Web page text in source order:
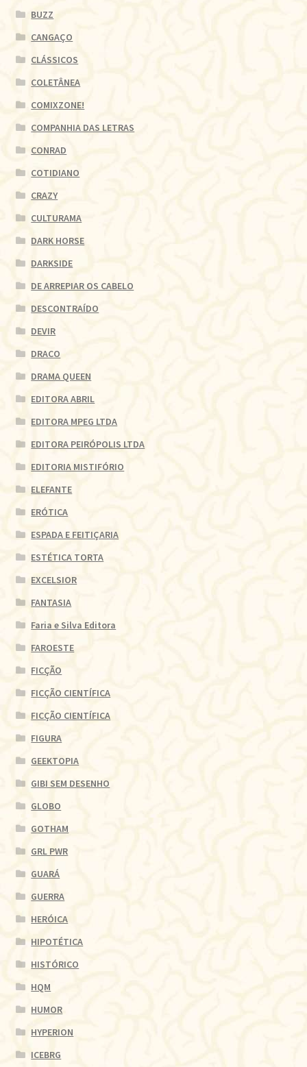
BUZZ
CANGAÇO
CLÁSSICOS
COLETÂNEA
COMIXZONE!
COMPANHIA DAS LETRAS
CONRAD
COTIDIANO
CRAZY
CULTURAMA
DARK HORSE
DARKSIDE
DE ARREPIAR OS CABELO
DESCONTRAÍDO
DEVIR
DRACO
DRAMA QUEEN
EDITORA ABRIL
EDITORA MPEG LTDA
EDITORA PEIRÓPOLIS LTDA
EDITORIA MISTIFÓRIO
ELEFANTE
ERÓTICA
ESPADA E FEITIÇARIA
ESTÉTICA TORTA
EXCELSIOR
FANTASIA
Faria e Silva Editora
FAROESTE
FICÇÃO
FICÇÃO CIENTÍFICA
FICÇÃO CIENTÍFICA
FIGURA
GEEKTOPIA
GIBI SEM DESENHO
GLOBO
GOTHAM
GRL PWR
GUARÁ
GUERRA
HERÓICA
HIPOTÉTICA
HISTÓRICO
HQM
HUMOR
HYPERION
ICEBRG